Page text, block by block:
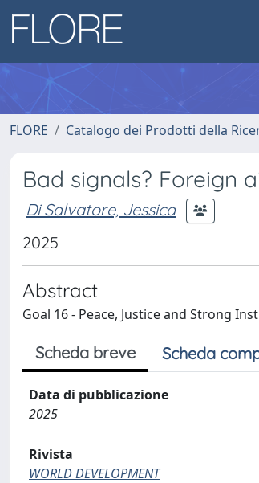
FLORE Catalogo dei Prodotti della
Bad signals? Foreign
Di Salvatore, Jessica
2025
Abstract
Goal 16 - Peace, Justice and Strong
Scheda breve Scheda
Data di pubblicazione
2025
Rivista
WORLD DEVELOPMENT